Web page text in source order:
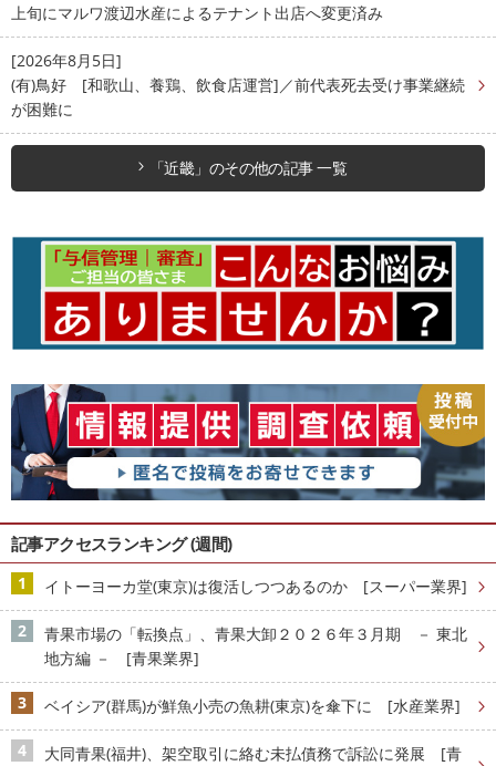
上旬にマルワ渡辺水産によるテナント出店へ変更済み
[2026年8月5日]
(有)鳥好 [和歌山、養鶏、飲食店運営]／前代表死去受け事業継続
が困難に
「近畿」のその他の記事 一覧
記事アクセスランキング (週間)
イトーヨーカ堂(東京)は復活しつつあるのか [スーパー業界]
青果市場の「転換点」、青果大卸２０２６年３月期 － 東北
地方編 － [青果業界]
ベイシア(群馬)が鮮魚小売の魚耕(東京)を傘下に [水産業界]
大同青果(福井)、架空取引に絡む未払債務で訴訟に発展 [青